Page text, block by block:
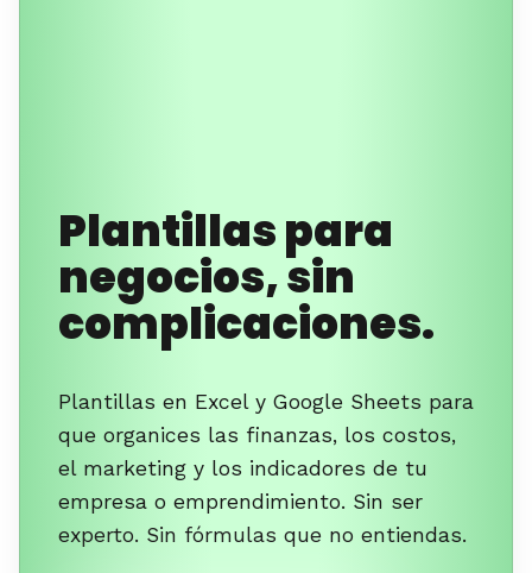
Plantillas para
negocios, sin
complicaciones.
Plantillas en Excel y Google Sheets para
que organices las finanzas, los costos,
el marketing y los indicadores de tu
empresa o emprendimiento. Sin ser
experto. Sin fórmulas que no entiendas.